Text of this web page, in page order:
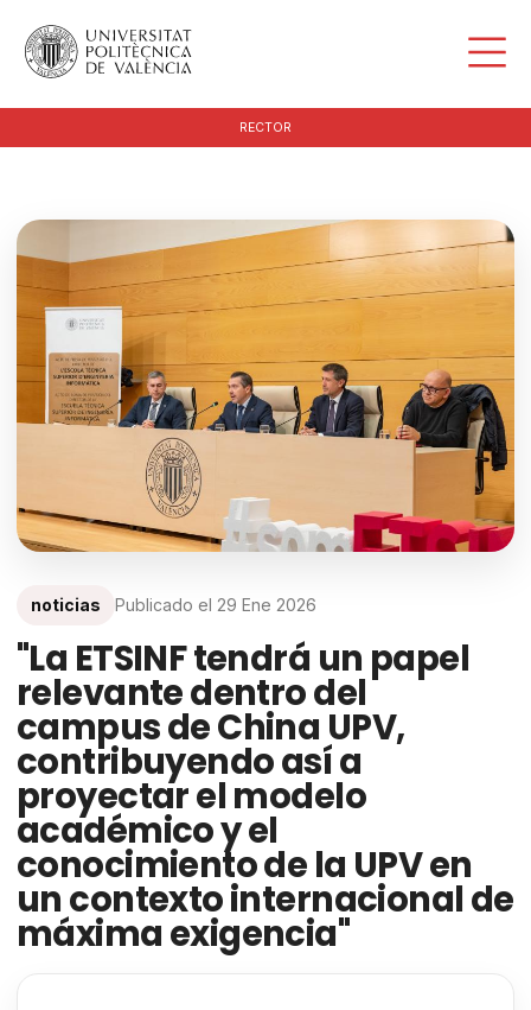
RECTOR
noticias Publicado el 29 Ene 2026
"La ETSINF tendrá un papel
relevante dentro del
campus de China UPV,
contribuyendo así a
proyectar el modelo
académico y el
conocimiento de la UPV en
un contexto internacional de
máxima exigencia"